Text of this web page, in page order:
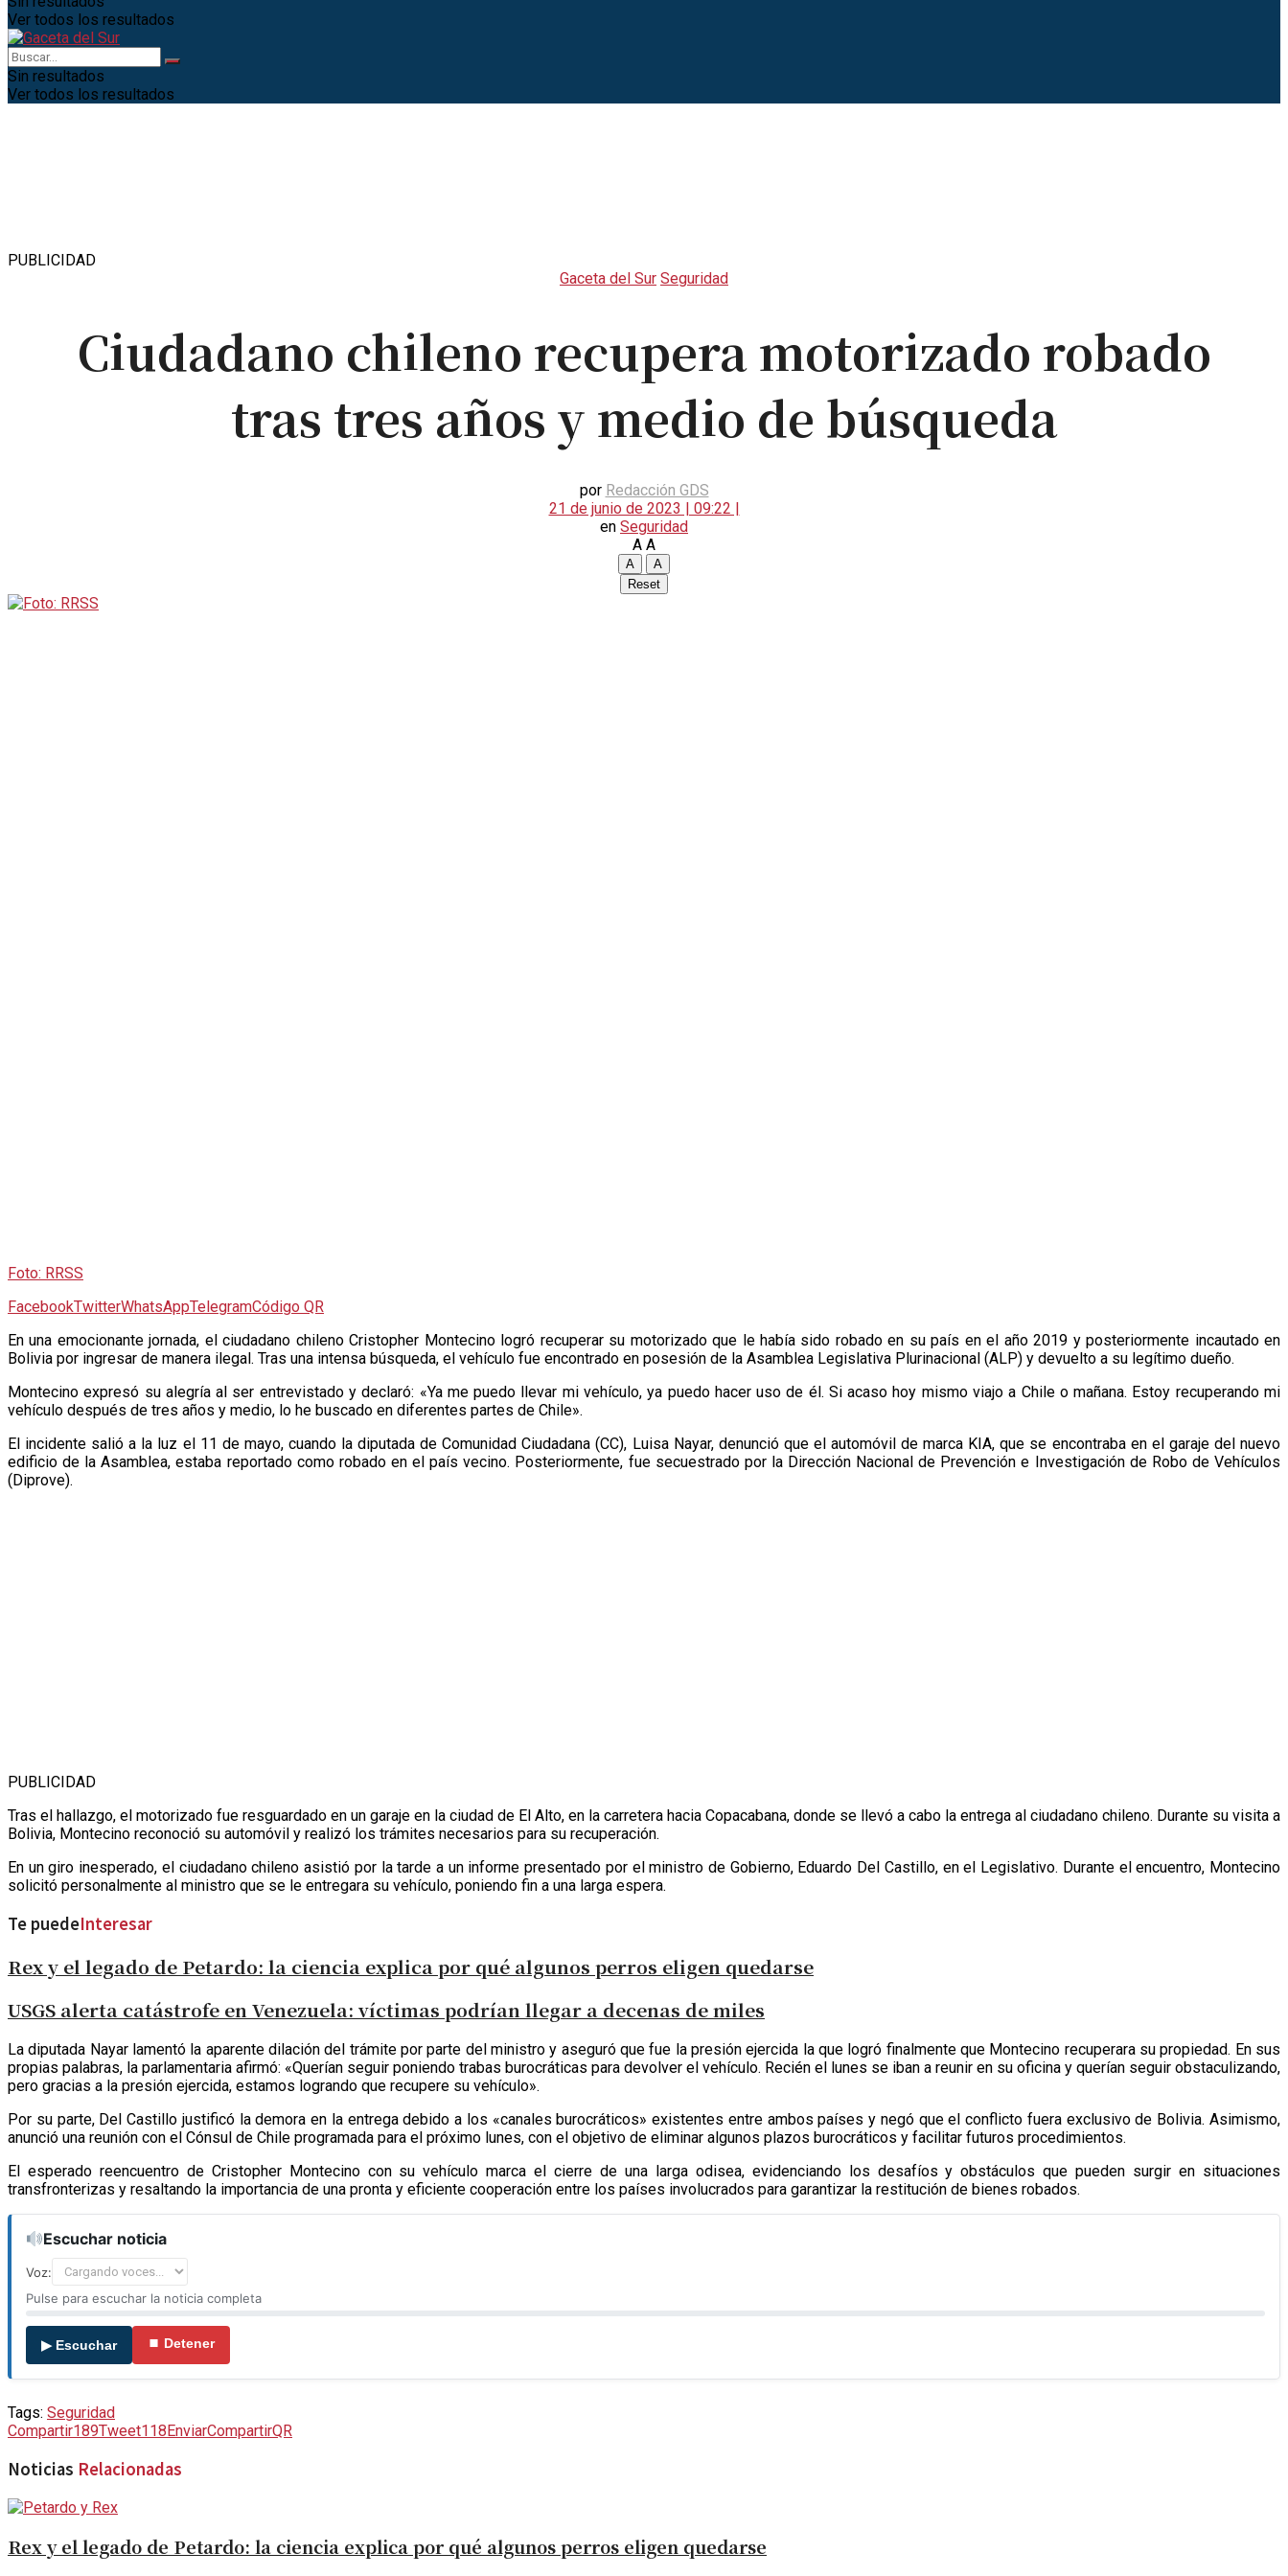
Ver todos los resultados
Sin resultados
Ver todos los resultados
PUBLICIDAD
Gaceta del Sur Seguridad
Ciudadano chileno recupera motorizado robado
tras tres años y medio de búsqueda
por Redacción GDS
21 de junio de 2023 | 09:22 |
en Seguridad
A A
A
A
Reset
Foto: RRSS
FacebookTwitterWhatsAppTelegramCódigo QR
En una emocionante jornada, el ciudadano chileno Cristopher Montecino logró recuperar su motorizado que le había sido robado en su país en el año 2019 y posteriormente incautado en
Bolivia por ingresar de manera ilegal. Tras una intensa búsqueda, el vehículo fue encontrado en posesión de la Asamblea Legislativa Plurinacional (ALP) y devuelto a su legítimo dueño.
Montecino expresó su alegría al ser entrevistado y declaró: «Ya me puedo llevar mi vehículo, ya puedo hacer uso de él. Si acaso hoy mismo viajo a Chile o mañana. Estoy recuperando mi
vehículo después de tres años y medio, lo he buscado en diferentes partes de Chile».
El incidente salió a la luz el 11 de mayo, cuando la diputada de Comunidad Ciudadana (CC), Luisa Nayar, denunció que el automóvil de marca KIA, que se encontraba en el garaje del nuevo
edificio de la Asamblea, estaba reportado como robado en el país vecino. Posteriormente, fue secuestrado por la Dirección Nacional de Prevención e Investigación de Robo de Vehículos
(Diprove).
PUBLICIDAD
Tras el hallazgo, el motorizado fue resguardado en un garaje en la ciudad de El Alto, en la carretera hacia Copacabana, donde se llevó a cabo la entrega al ciudadano chileno. Durante su visita a
Bolivia, Montecino reconoció su automóvil y realizó los trámites necesarios para su recuperación.
En un giro inesperado, el ciudadano chileno asistió por la tarde a un informe presentado por el ministro de Gobierno, Eduardo Del Castillo, en el Legislativo. Durante el encuentro, Montecino
solicitó personalmente al ministro que se le entregara su vehículo, poniendo fin a una larga espera.
Te puedeInteresar
Rex y el legado de Petardo: la ciencia explica por qué algunos perros eligen quedarse
USGS alerta catástrofe en Venezuela: víctimas podrían llegar a decenas de miles
La diputada Nayar lamentó la aparente dilación del trámite por parte del ministro y aseguró que fue la presión ejercida la que logró finalmente que Montecino recuperara su propiedad. En sus
propias palabras, la parlamentaria afirmó: «Querían seguir poniendo trabas burocráticas para devolver el vehículo. Recién el lunes se iban a reunir en su oficina y querían seguir obstaculizando,
pero gracias a la presión ejercida, estamos logrando que recupere su vehículo».
Por su parte, Del Castillo justificó la demora en la entrega debido a los «canales burocráticos» existentes entre ambos países y negó que el conflicto fuera exclusivo de Bolivia. Asimismo,
anunció una reunión con el Cónsul de Chile programada para el próximo lunes, con el objetivo de eliminar algunos plazos burocráticos y facilitar futuros procedimientos.
El esperado reencuentro de Cristopher Montecino con su vehículo marca el cierre de una larga odisea, evidenciando los desafíos y obstáculos que pueden surgir en situaciones
transfronterizas y resaltando la importancia de una pronta y eficiente cooperación entre los países involucrados para garantizar la restitución de bienes robados.
Escuchar noticia
Voz:
Pulse para escuchar la noticia completa
▶ Escuchar ⏹ Detener
Tags: Seguridad
Compartir189Tweet118 EnviarCompartirQR
Noticias Relacionadas
Rex y el legado de Petardo: la ciencia explica por qué algunos perros eligen quedarse